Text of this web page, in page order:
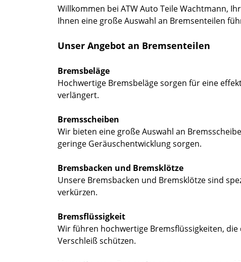
Willkommen bei ATW Auto Teile Wachtmann,
Ihnen eine große Auswahl an Bremsenteilen
Unser Angebot an Bremsenteilen
Bremsbeläge
Hochwertige Bremsbeläge sorgen für eine
verlängert.
Bremsscheiben
Wir bieten eine große Auswahl an
geringe Geräuschentwicklung sorgen.
Bremsbacken und Bremsklötze
Unsere Bremsbacken und Bremsklötze sind
verkürzen.
Bremsflüssigkeit
Wir führen hochwertige Bremsflüssigkeiten,
Verschleiß schützen.